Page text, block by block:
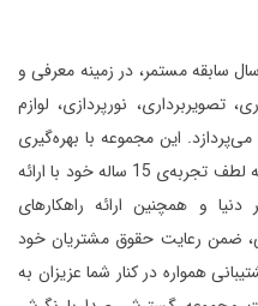
مجموعه گسترش صدا برتر توس با 15 سال سابقه مستمر، در زمینه معرفی و
تصویربرداری، نورپردازی، لوازم
این مجموعه با بهره‌گیری
از افراد مجرب و مهندسین متخصص و به لطف تجربه‌ی 15 ساله خود با ارائه
و همچنین ارائه راهکارهای
ضمن رعایت حقوق مشتریان خود
همواره در کنار شما عزیزان به